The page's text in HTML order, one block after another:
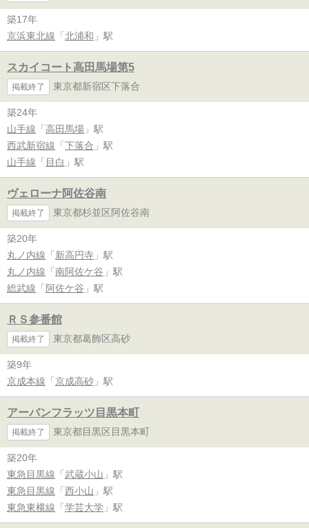
築17年
京浜東北線 「 北浦和 」駅
スカイコート高田馬場第5
掲載終了 東京都新宿区下落合
築24年
山手線 「 高田馬場 」駅
西武新宿線 「 下落合 」駅
山手線 「 目白 」駅
ヴェローナ阿佐谷南
掲載終了 東京都杉並区阿佐谷南
築20年
丸ノ内線 「 新高円寺 」駅
丸ノ内線 「 南阿佐ケ谷 」駅
総武線 「 阿佐ケ谷 」駅
ＲＳ参番館
掲載終了 東京都葛飾区高砂
築9年
京成本線 「 京成高砂 」駅
アーバンフラッツ目黒本町
掲載終了 東京都目黒区目黒本町
築20年
東急目黒線 「 武蔵小山 」駅
東急目黒線 「 西小山 」駅
東急東横線 「 学芸大学 」駅